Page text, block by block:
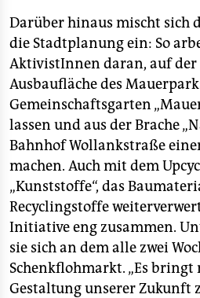
Darüber hinaus mischt sich
die Stadtplanung ein: So
AktivistInnen daran, auf der
Ausbaufläche des
Gemeinschaftsgarten
lassen und aus der Brache
Bahnhof Wollankstraße
machen. Auch mit dem
„Kunststoffe“, das
Recyclingstoffe
Initiative eng zusammen.
sie sich an dem alle zwei
Schenkflohmarkt. „Es
Gestaltung unserer Zukunft